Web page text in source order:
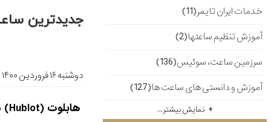
جدیدترین
دوشنبه ۱۶ فروردین ۱۴۰۰
هابلوت (Hublot
)
خدمات ایران تایمر(11)
آموزش تنظیم ساعتها(2)
سرزمین ساعت، سوئیس(136)
آموزش و دانستی های ساعت ها(127)
نمایش بیشتر...